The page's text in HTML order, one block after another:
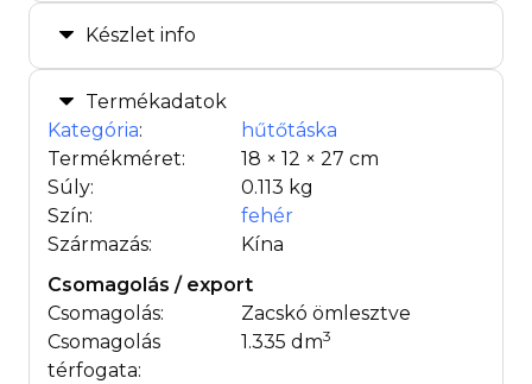
Készlet info
Termékadatok
Kategória:
hűtőtáska
Termékméret:
18 × 12 × 27 cm
Súly:
0.113 kg
Szín:
fehér
Származás:
Kína
Csomagolás / export
Csomagolás:
Zacskó ömlesztve
Csomagolás
térfogata:
1.335 dm3